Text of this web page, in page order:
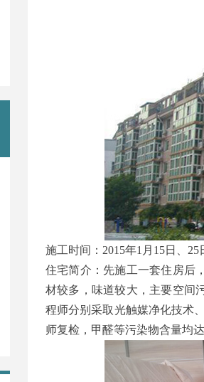
施工时间：2015年1月15日、
住宅简介：先施工一套住房后
材较多，味道较大，主要空间
程师分别采取光触媒净化技术
师复检，甲醛等污染物含量均